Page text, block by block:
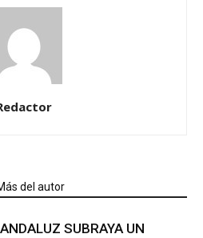
del autor
SUBRAYA UN